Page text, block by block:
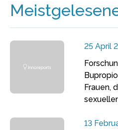
25 April
Frauen,
13